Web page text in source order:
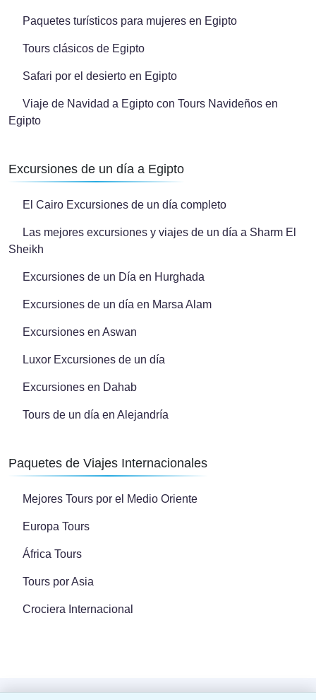
Paquetes turísticos para mujeres en Egipto
Tours clásicos de Egipto
Safari por el desierto en Egipto
Viaje de Navidad a Egipto con Tours Navideños en
Egipto
Excursiones de un día a Egipto
El Cairo Excursiones de un día completo
Las mejores excursiones y viajes de un día a Sharm El
Sheikh
Excursiones de un Día en Hurghada
Excursiones de un día en Marsa Alam
Excursiones en Aswan
Luxor Excursiones de un día
Excursiones en Dahab
Tours de un día en Alejandría
Paquetes de Viajes Internacionales
Mejores Tours por el Medio Oriente
Europa Tours
África Tours
Tours por Asia
Crociera Internacional